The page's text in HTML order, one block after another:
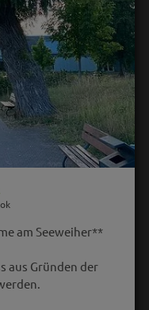
am Seeweiher**
aus Gründen der